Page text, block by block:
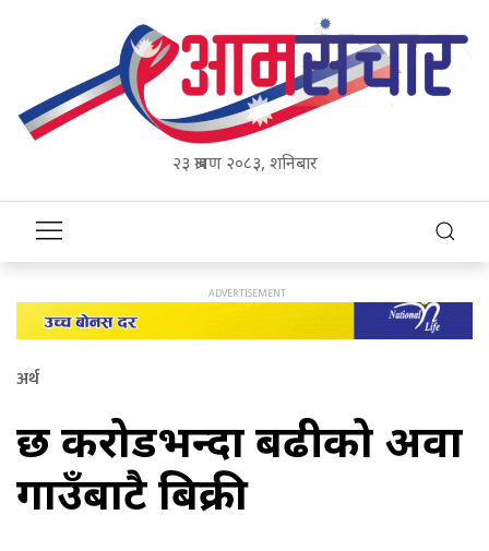
२३ श्रावण २०८३, शनिबार
अर्थ
छ करोडभन्दा बढीको अदुवा
गाउँबाटै बिक्री